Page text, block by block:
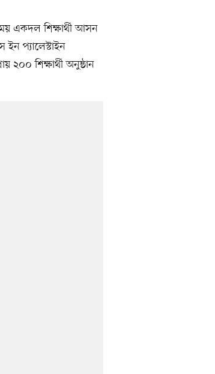
একদল শিক্ষার্থী আসন
ইন প্যালেস্টাইন
২০০ শিক্ষার্থী অনুষ্ঠান